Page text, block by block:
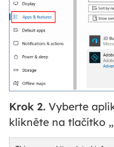
Krok 2.Vyberte
klikněte na tlačítko